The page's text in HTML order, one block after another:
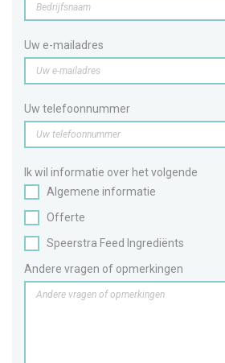
Uw e-mailadres
Uw telefoonnummer
Ik wil informatie over het volgende
Algemene informatie
Offerte
Speerstra Feed Ingrediënts
Andere vragen of opmerkingen